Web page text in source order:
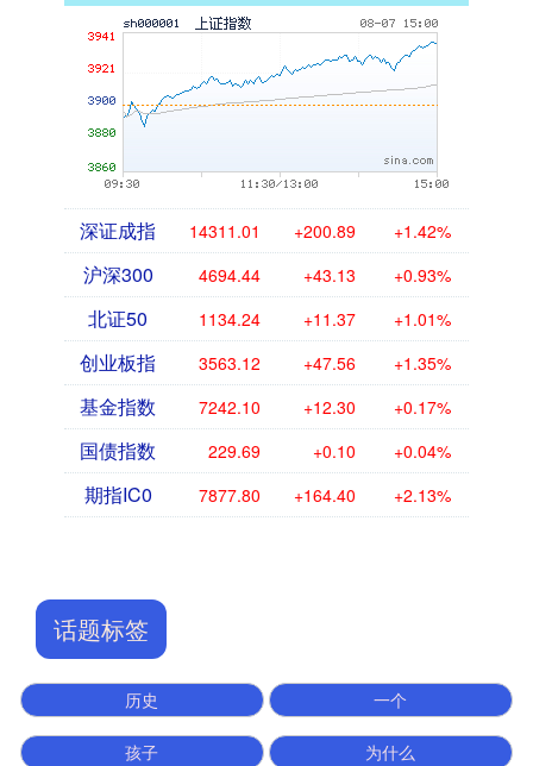
深证成指 14311.01 +200.89 +1.42%
沪深300 4694.44 +43.13 +0.93%
北证50 1134.24 +11.37 +1.01%
创业板指 3563.12 +47.56 +1.35%
基金指数 7242.10 +12.30 +0.17%
国债指数 229.69 +0.10 +0.04%
期指IC0 7877.80 +164.40 +2.13%
话题标签
历史 一个
孩子 为什么